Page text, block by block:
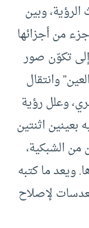
وبين
من أجزائها
تكوّن صور
وانتقال
وعلل رؤية
بعينين اثنتين
من الشبكية،
ويعد ما كتبه
لإصلاح